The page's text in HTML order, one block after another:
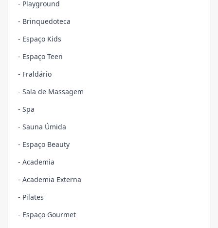
- Playground
- Brinquedoteca
- Espaço Kids
- Espaço Teen
- Fraldário
- Sala de Massagem
- Spa
- Sauna Úmida
- Espaço Beauty
- Academia
- Academia Externa
- Pilates
- Espaço Gourmet